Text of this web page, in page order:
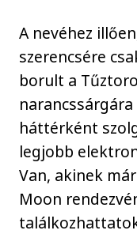
A nevéhez
szerencsére
borult a
háttérként
legjobb
Van, akinek
Moon